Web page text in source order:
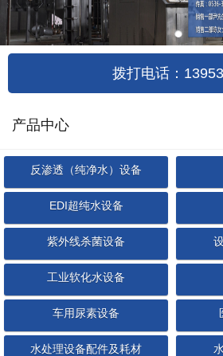
拨打电话：
产品中心
反渗透（纯净水）设备
EDI超纯水设备
紫外线杀菌设备
工业软化水设备
车用尿素设备
水处理设备配件及耗材